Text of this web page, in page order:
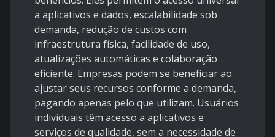
a aplicativos e dados, escalabilidade sob
demanda, redução de custos com
infraestrutura física, facilidade de uso,
atualizações automáticas e colaboração
eficiente. Empresas podem se beneficiar ao
ajustar seus recursos conforme a demanda,
pagando apenas pelo que utilizam. Usuários
individuais têm acesso a aplicativos e
serviços de qualidade, sem a necessidade de